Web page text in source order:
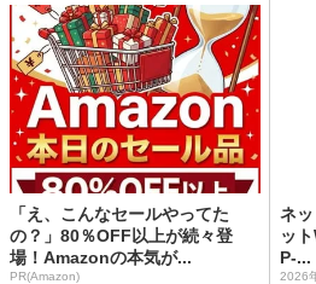
「え、こんなセールやってた
の？」80％OFF以上が続々登
場！Amazonの本気が...
PR(Amazon)
ネ
ッ
P-...
2026